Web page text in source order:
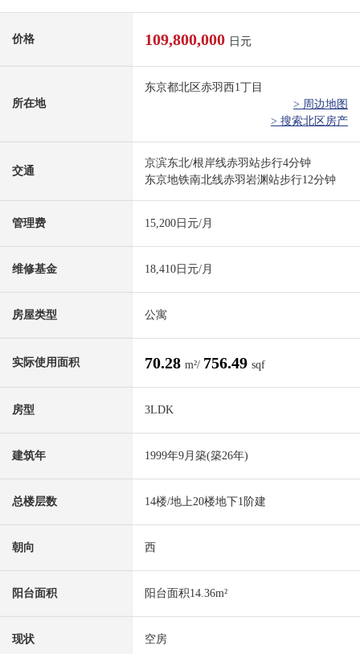
价格 109,800,000 日元
所在地
东京都北区赤羽西1丁目
> 周边地图
> 搜索北区房产
交通
京滨东北/根岸线赤羽站步行4分钟
东京地铁南北线赤羽岩渊站步行12分钟
管理费 15,200日元/月
维修基金 18,410日元/月
房屋类型 公寓
实际使用面积 70.28 m²/ 756.49 sqf
房型 3LDK
建筑年 1999年9月築(築26年)
总楼层数 14楼/地上20楼地下1阶建
朝向 西
阳台面积 阳台面积14.36m²
现状 空房